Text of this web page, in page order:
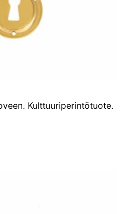
Kulttuuriperintötuote.